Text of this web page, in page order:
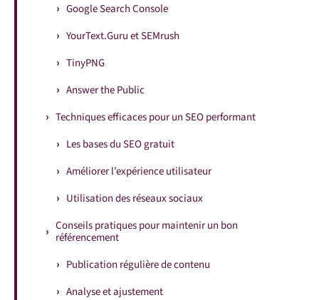
Google Search Console
YourText.Guru et SEMrush
TinyPNG
Answer the Public
Techniques efficaces pour un SEO performant
Les bases du SEO gratuit
Améliorer l’expérience utilisateur
Utilisation des réseaux sociaux
Conseils pratiques pour maintenir un bon
référencement
Publication régulière de contenu
Analyse et ajustement